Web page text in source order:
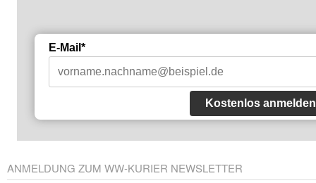
E-Mail*
Kostenlos anmelden
ANMELDUNG ZUM WW-KURIER NEWSLETTER